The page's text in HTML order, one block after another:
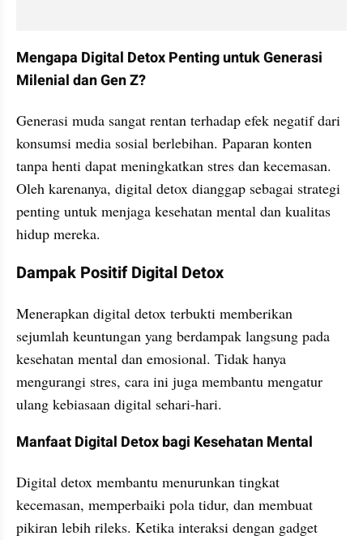
Mengapa Digital Detox Penting untuk Generasi
Milenial dan Gen Z?
Generasi muda sangat rentan terhadap efek negatif dari
konsumsi media sosial berlebihan. Paparan konten
tanpa henti dapat meningkatkan stres dan kecemasan.
Oleh karenanya, digital detox dianggap sebagai strategi
penting untuk menjaga kesehatan mental dan kualitas
hidup mereka.
Dampak Positif Digital Detox
Menerapkan digital detox terbukti memberikan
sejumlah keuntungan yang berdampak langsung pada
kesehatan mental dan emosional. Tidak hanya
mengurangi stres, cara ini juga membantu mengatur
ulang kebiasaan digital sehari-hari.
Manfaat Digital Detox bagi Kesehatan Mental
Digital detox membantu menurunkan tingkat
kecemasan, memperbaiki pola tidur, dan membuat
pikiran lebih rileks. Ketika interaksi dengan gadget